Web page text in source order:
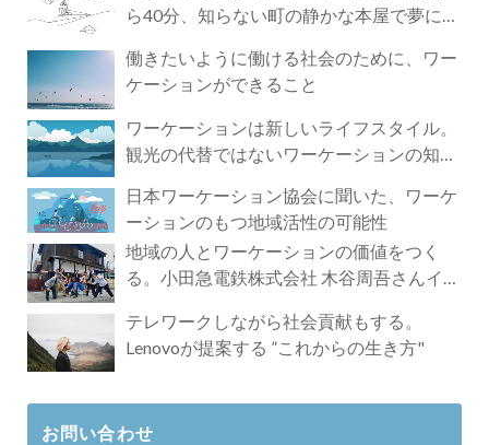
ら40分、知らない町の静かな本屋で夢に近
働きたいように働ける社会のために、ワー
ケーションができること
ワーケーションは新しいライフスタイル。
観光の代替ではないワーケーションの知ら
日本ワーケーション協会に聞いた、ワーケ
ーションのもつ地域活性の可能性
地域の人とワーケーションの価値をつく
る。小田急電鉄株式会社 木谷周吾さんイン
テレワークしながら社会貢献もする。
Lenovoが提案する ”これからの生き方"
お問い合わせ